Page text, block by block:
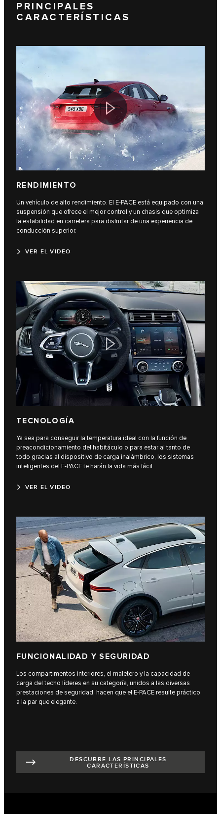
PRINCIPALES
CARACTERÍSTICAS
RENDIMIENTO
Un vehículo de alto rendimiento. El E-PACE está equipado con una
suspensión que ofrece el mejor control y un chasis que optimiza
la estabilidad en carretera para disfrutar de una experiencia de
conducción superior.
VER EL VIDEO
TECNOLOGÍA
Ya sea para conseguir la temperatura ideal con la función de
preacondicionamiento del habitáculo o para estar al tanto de
todo gracias al dispositivo de carga inalámbrico, los sistemas
inteligentes del E-PACE te harán la vida más fácil.
VER EL VIDEO
FUNCIONALIDAD Y SEGURIDAD
Los compartimentos interiores, el maletero y la capacidad de
carga del techo líderes en su categoría, unidos a las diversas
prestaciones de seguridad, hacen que el E-PACE resulte práctico
a la par que elegante.
DESCUBRE LAS PRINCIPALES
CARACTERÍSTICAS